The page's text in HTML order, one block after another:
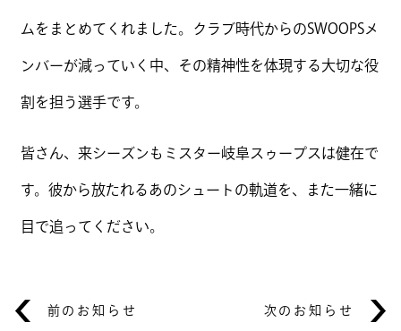
ムをまとめてくれました。クラブ時代からのSWOOPSメ
ンバーが減っていく中、その精神性を体現する大切な役
割を担う選手です。
皆さん、来シーズンもミスター岐阜スゥープスは健在で
す。彼から放たれるあのシュートの軌道を、また一緒に
目で追ってください。
前のお知らせ 次のお知らせ